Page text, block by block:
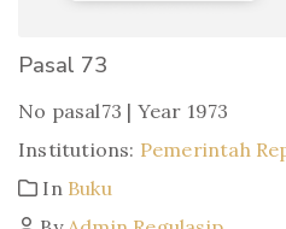
Pasal 73
No pasal73 | Year 1973
Institutions: Pemerintah
In Buku